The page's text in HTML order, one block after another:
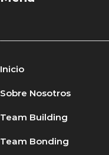
Inicio
Sobre Nosotros
Team Building
Team Bonding